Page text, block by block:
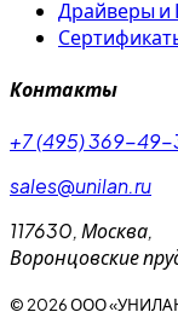
Драйверы и
Контакты
+7 (495) 369-
sales@unilan.ru
117630, Москва,
Воронцовские
© 2026ООО